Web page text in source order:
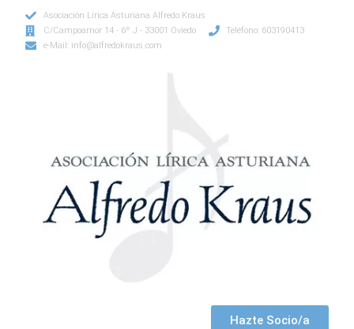
Asociación Lírica Asturiana Alfredo Kraus
C/Campoamor 14 - 6º J - 33001 Oviedo
Teléfono: 603190413
e-Mail: info@alfredokraus.com
Hazte Socio/a